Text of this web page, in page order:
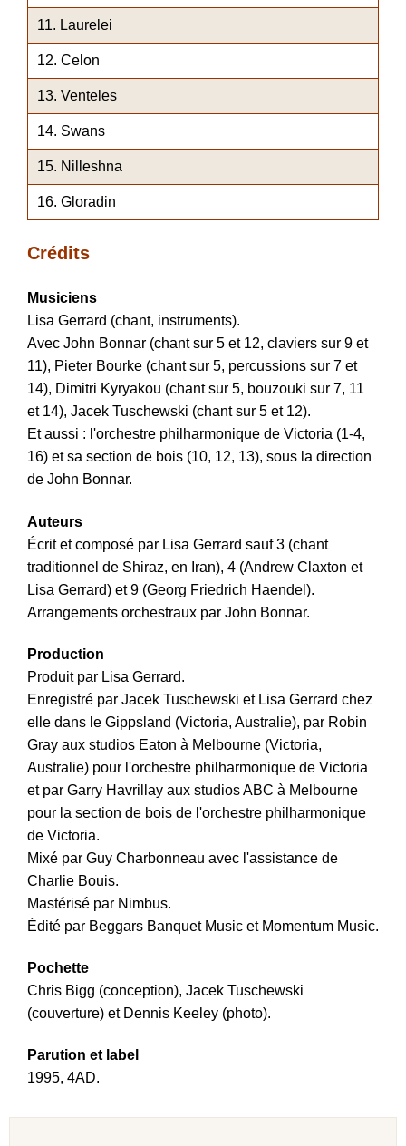
Laurelei
Celon
Venteles
Swans
Nilleshna
Gloradin
Crédits
Musiciens
Lisa Gerrard (chant, instruments).
Avec John Bonnar (chant sur 5 et 12, claviers sur 9 et
11), Pieter Bourke (chant sur 5, percussions sur 7 et
14), Dimitri Kyryakou (chant sur 5, bouzouki sur 7, 11
et 14), Jacek Tuschewski (chant sur 5 et 12).
Et aussi : l'orchestre philharmonique de Victoria (1-4,
16) et sa section de bois (10, 12, 13), sous la direction
de John Bonnar.
Auteurs
Écrit et composé par Lisa Gerrard sauf 3 (chant
traditionnel de Shiraz, en Iran), 4 (Andrew Claxton et
Lisa Gerrard) et 9 (Georg Friedrich Haendel).
Arrangements orchestraux par John Bonnar.
Production
Produit par Lisa Gerrard.
Enregistré par Jacek Tuschewski et Lisa Gerrard chez
elle dans le Gippsland (Victoria, Australie), par Robin
Gray aux studios Eaton à Melbourne (Victoria,
Australie) pour l'orchestre philharmonique de Victoria
et par Garry Havrillay aux studios ABC à Melbourne
pour la section de bois de l'orchestre philharmonique
de Victoria.
Mixé par Guy Charbonneau avec l'assistance de
Charlie Bouis.
Mastérisé par Nimbus.
Édité par Beggars Banquet Music et Momentum Music.
Pochette
Chris Bigg (conception), Jacek Tuschewski
(couverture) et Dennis Keeley (photo).
Parution et label
1995, 4AD.